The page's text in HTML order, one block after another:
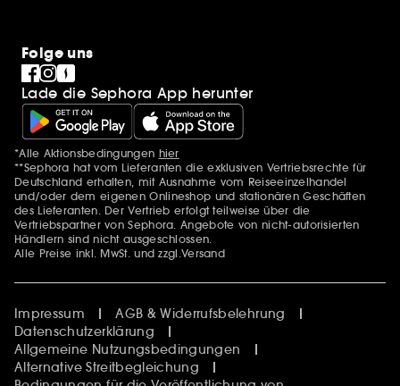
Folge uns
Lade die Sephora App herunter
Zusätzlich Erwähnungen
*Alle Aktionsbedingungen hier
**Sephora hat vom Lieferanten die exklusiven Vertriebsrechte für
Deutschland erhalten, mit Ausnahme vom Reiseeinzelhandel
und/oder dem eigenen Onlineshop und stationären Geschäften
des Lieferanten. Der Vertrieb erfolgt teilweise über die
Vertriebspartner von Sephora. Angebote von nicht-autorisierten
Händlern sind nicht ausgeschlossen.
Alle Preise inkl. MwSt. und zzgl.Versand
Impressum
AGB & Widerrufsbelehrung
Datenschutzerklärung
Allgemeine Nutzungsbedingungen
Alternative Streitbegleichung